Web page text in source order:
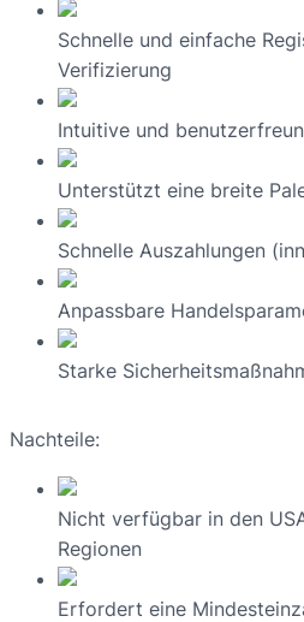
Schnelle und einfache
Verifizierung
Intuitive und
Unterstützt eine breite
Schnelle Auszahlungen
Anpassbare
Starke
Nachteile:
Nicht verfügbar in den
Regionen
Erfordert eine